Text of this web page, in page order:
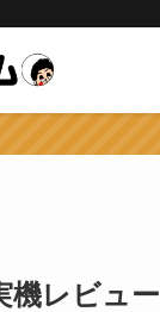
レビュ